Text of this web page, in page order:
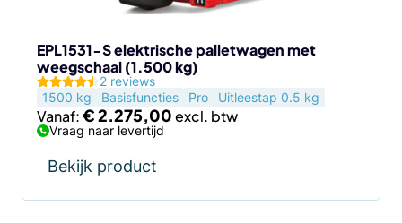
EPL1531-S elektrische palletwagen met
weegschaal (1.500 kg)
2 reviews
1500 kg
Basisfuncties Pro Uitleestap 0.5 kg
Vanaf:€2.275,00
Vraag naar levertijd
Bekijk product